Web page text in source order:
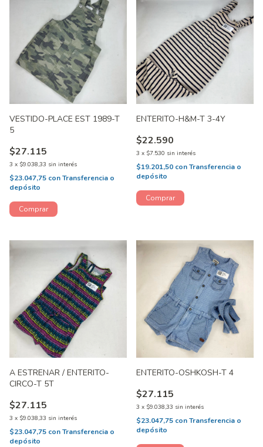
VESTIDO-PLACE EST 1989-T
5
$27.115
3 x $9.038,33 sin interés
$23.047,75 conTransferencia o
depósito
ENTERITO-H&M-T 3-4Y
$22.590
3 x $7.530 sin interés
$19.201,50 conTransferencia o
depósito
A ESTRENAR / ENTERITO-
CIRCO-T 5T
$27.115
3 x $9.038,33 sin interés
$23.047,75 conTransferencia o
depósito
ENTERITO-OSHKOSH-T 4
$27.115
3 x $9.038,33 sin interés
$23.047,75 conTransferencia o
depósito